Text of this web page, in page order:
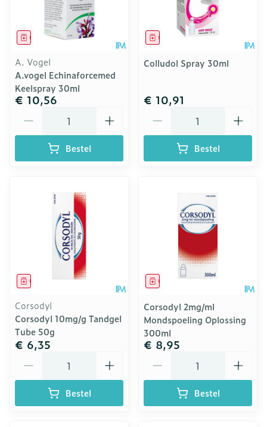
Geneesmiddel
A. Vogel
A.vogel Echinaforcemed
Keelspray 30ml
€ 10,56
Bestel
Geneesmiddel
Colludol Spray 30ml
€ 10,91
Bestel
Geneesmiddel
Corsodyl
Corsodyl 10mg/g Tandgel
Tube 50g
€ 6,35
Bestel
Geneesmiddel
Corsodyl 2mg/ml
Mondspoeling Oplossing
300ml
€ 8,95
Bestel